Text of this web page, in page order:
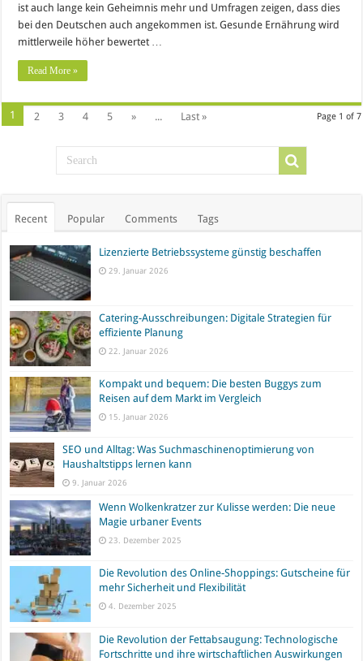
ist auch lange kein Geheimnis mehr und Umfragen zeigen, dass dies
bei den Deutschen auch angekommen ist. Gesunde Ernährung wird
mittlerweile höher bewertet …
Read More »
Page 1 of 7
1 2 3 4 5 » ... Last »
Recent Popular Comments Tags
Lizenzierte Betriebssysteme günstig beschaffen
29. Januar 2026
Catering-Ausschreibungen: Digitale Strategien für
effiziente Planung
22. Januar 2026
Kompakt und bequem: Die besten Buggys zum
Reisen auf dem Markt im Vergleich
15. Januar 2026
SEO und Alltag: Was Suchmaschinenoptimierung von
Haushaltstipps lernen kann
9. Januar 2026
Wenn Wolkenkratzer zur Kulisse werden: Die neue
Magie urbaner Events
23. Dezember 2025
Die Revolution des Online-Shoppings: Gutscheine für
mehr Sicherheit und Flexibilität
4. Dezember 2025
Die Revolution der Fettabsaugung: Technologische
Fortschritte und ihre wirtschaftlichen Auswirkungen